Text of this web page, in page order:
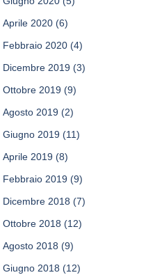
Aprile 2020 (6)
Febbraio 2020 (4)
Dicembre 2019 (3)
Ottobre 2019 (9)
Agosto 2019 (2)
Giugno 2019 (11)
Aprile 2019 (8)
Febbraio 2019 (9)
Dicembre 2018 (7)
Ottobre 2018 (12)
Agosto 2018 (9)
Giugno 2018 (12)